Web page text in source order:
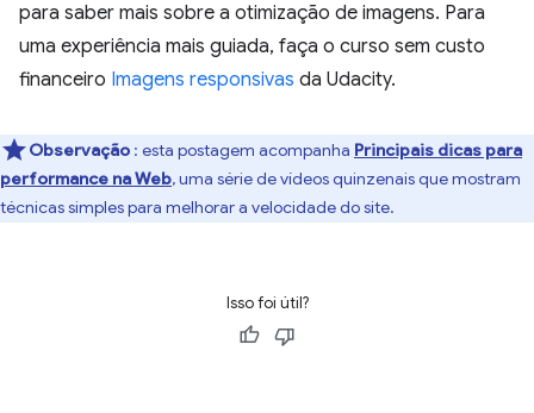
para saber mais sobre a otimização de imagens. Para
uma experiência mais guiada, faça o curso sem custo
financeiro Imagens responsivas da Udacity.
Observação : esta postagem acompanha Principais dicas para
performance na Web, uma série de vídeos quinzenais que mostram
técnicas simples para melhorar a velocidade do site.
Isso foi útil?